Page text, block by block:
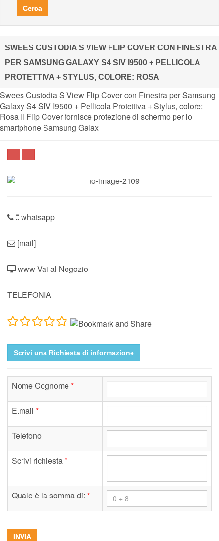
Cerca
SWEES CUSTODIA S VIEW FLIP COVER CON FINESTRA
PER SAMSUNG GALAXY S4 SIV I9500 + PELLICOLA
PROTETTIVA + STYLUS, COLORE: ROSA
Swees Custodia S View Flip Cover con Finestra per Samsung
Galaxy S4 SIV I9500 + Pellicola Protettiva + Stylus, colore:
Rosa Il Flip Cover fornisce protezione di schermo per lo
smartphone Samsung Galax
whatsapp
[mail]
www Vai al Negozio
TELEFONIA
Scrivi una Richiesta di informazione
Nome Cognome*
E.mail *
Telefono
Scrivi richiesta*
Quale è la somma di: *
INVIA